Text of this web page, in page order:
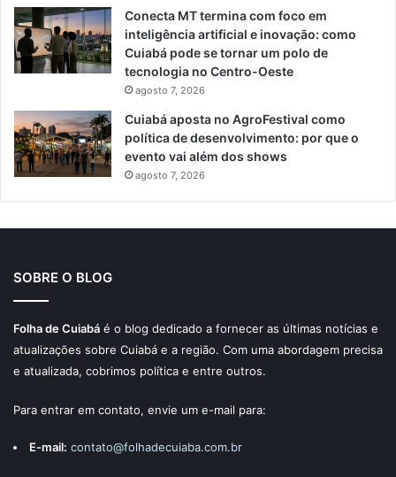
Conecta MT termina com foco em
inteligência artificial e inovação: como
Cuiabá pode se tornar um polo de
tecnologia no Centro-Oeste
agosto 7, 2026
Cuiabá aposta no AgroFestival como
política de desenvolvimento: por que o
evento vai além dos shows
agosto 7, 2026
SOBRE O BLOG
Folha de Cuiabá é o blog dedicado a fornecer as últimas notícias e
atualizações sobre Cuiabá e a região. Com uma abordagem precisa
e atualizada, cobrimos política e entre outros.
Para entrar em contato, envie um e-mail para:
E-mail: contato@folhadecuiaba.com.br